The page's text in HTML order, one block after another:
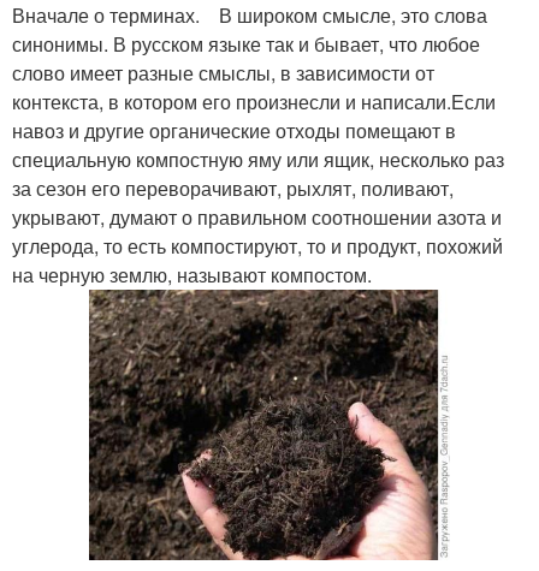
Вначале о терминах. В широком смысле, это слова
синонимы. В русском языке так и бывает, что любое
слово имеет разные смыслы, в зависимости от
контекста, в котором его произнесли и написали.Если
навоз и другие органические отходы помещают в
специальную компостную яму или ящик, несколько раз
за сезон его переворачивают, рыхлят, поливают,
укрывают, думают о правильном соотношении азота и
углерода, то есть компостируют, то и продукт, похожий
на черную землю, называют компостом.